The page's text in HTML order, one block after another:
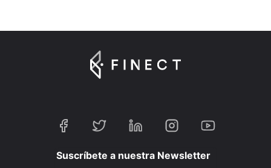
Suscríbete a nuestra Newsletter